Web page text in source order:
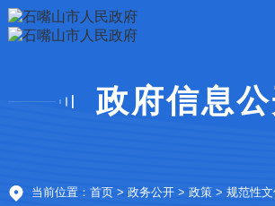
政府信息
当前位置： 首页> 政务公开> 政策> 规范性